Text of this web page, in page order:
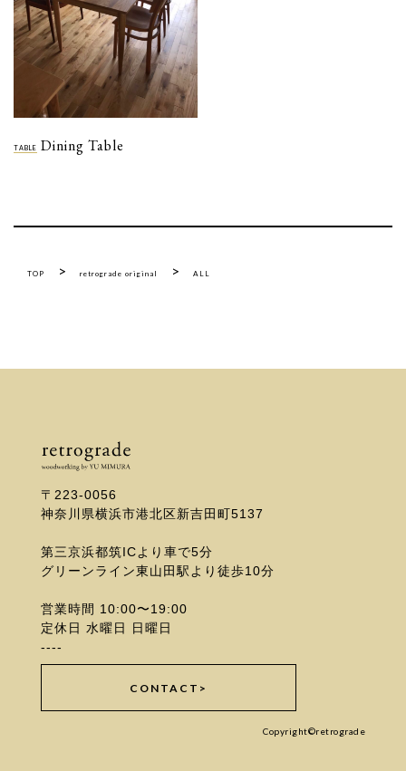
TABLE Dining Table
TOP > retrograde original > ALL
〒223-0056
神奈川県横浜市港北区新吉田町5137
第三京浜都筑ICより車で5分
グリーンライン東山田駅より徒歩10分
営業時間 10:00〜19:00
定休日 水曜日 日曜日
----
CONTACT>
Copyright©retrograde